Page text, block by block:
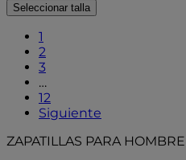
Seleccionar talla
1
2
3
…
12
Siguiente
ZAPATILLAS PARA